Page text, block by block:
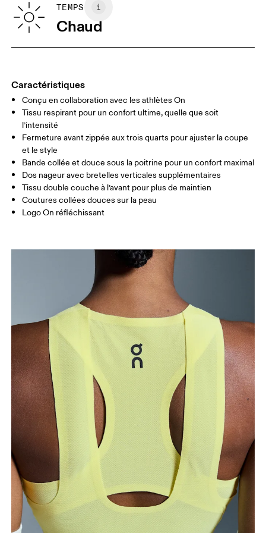
GUIDE DES TAILLES - VÊTEMENTS FEMME
TOUR DE
POITRINE
TAILLE 67 68 — 73 74
Glisser horizontalement pour en savoir plus
Comment se mesurer
Buste
en gardant le ruban à l’horizontale.
Taille
Mesurez votre tour de taille au dessus du nombril,
là où la taille est la plus fine.
TEMPS
Chaud
Caractéristiques
Conçu en collaboration avec les athlètes On
Tissu respirant pour un confort ultime, quelle que soit
l’intensité
Fermeture avant zippée aux trois quarts pour ajuster la coupe
et le style
Bande collée et douce sous la poitrine pour un confort maximal
Dos nageur avec bretelles verticales supplémentaires
Tissu double couche à l’avant pour plus de maintien
Coutures collées douces sur la peau
Logo On réfléchissant